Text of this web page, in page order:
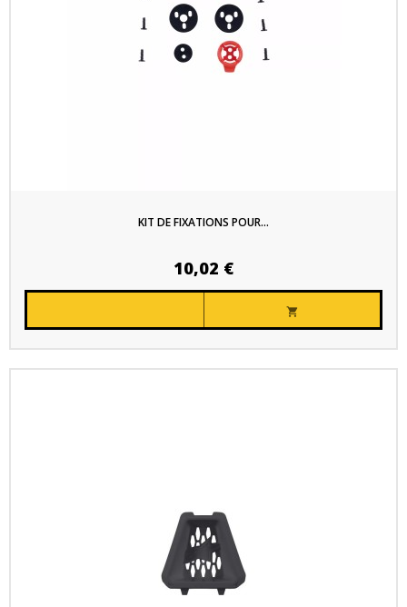
KIT DE FIXATIONS POUR...
10,02 €
